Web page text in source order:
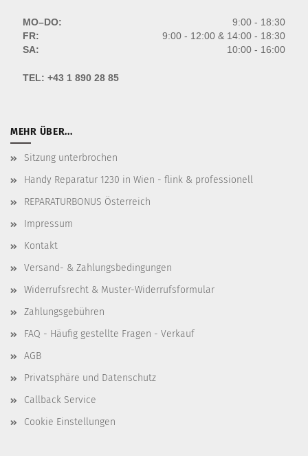
MO–DO:
9:00 - 18:30
FR:
9:00 - 12:00 & 14:00 - 18:30
SA:
10:00 - 16:00
TEL: +43 1 890 28 85
MEHR ÜBER...
Sitzung unterbrochen
Handy Reparatur 1230 in Wien - flink & professionell
REPARATURBONUS Österreich
Impressum
Kontakt
Versand- & Zahlungsbedingungen
Widerrufsrecht & Muster-Widerrufsformular
Zahlungsgebühren
FAQ - Häufig gestellte Fragen - Verkauf
AGB
Privatsphäre und Datenschutz
Callback Service
Cookie Einstellungen